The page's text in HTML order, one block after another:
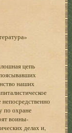
цепь
наших
по охране
воины-
делах и,